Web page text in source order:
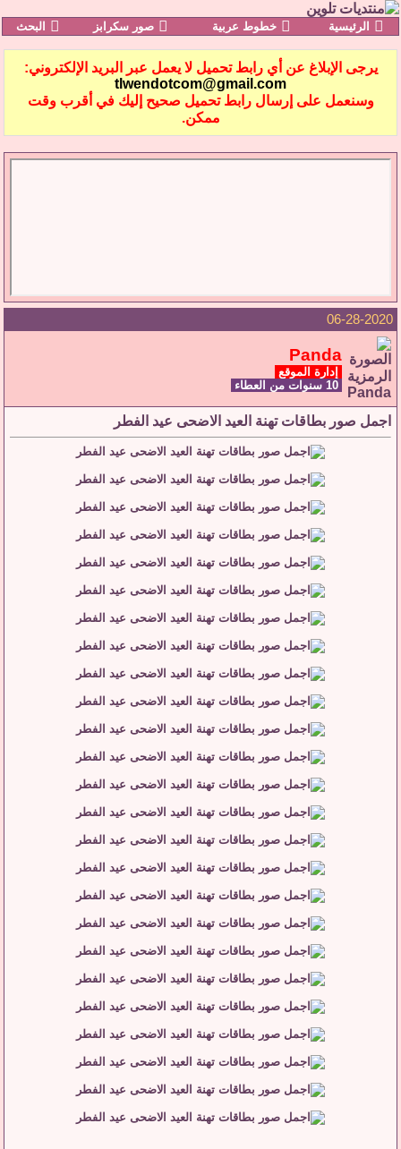
الرئيسية خطوط عربية صور سكرابز البحث
يرجى الإبلاغ عن أي رابط تحميل لا يعمل عبر البريد الإلكتروني:
tlwendotcom@gmail.com
وسنعمل على إرسال رابط تحميل صحيح إليك في أقرب وقت
ممكن.
06-28-2020
Panda
إدارة الموقع
اجمل صور بطاقات تهنة العيد الاضحى عيد الفطر